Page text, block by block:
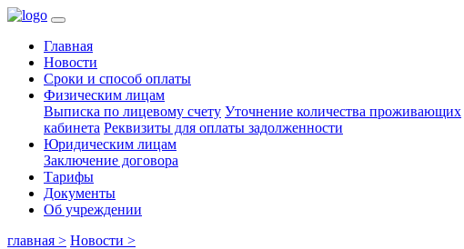
Главная
Новости
Сроки и способ оплаты
Физическим лицам
Выписка по лицевому счету Уточнение количества проживающих
кабинета Реквизиты для оплаты задолженности
Юридическим лицам
Заключение договора
Тарифы
Документы
Об учреждении
главная > Новости >